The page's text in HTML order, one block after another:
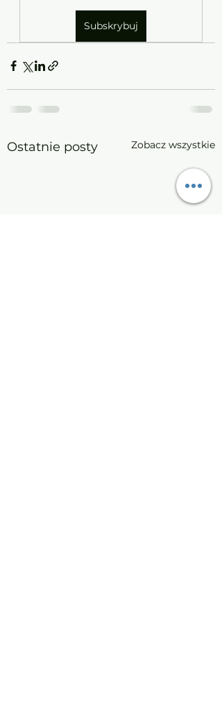
Subskrybuj
Ostatnie posty Zobacz wszystkie